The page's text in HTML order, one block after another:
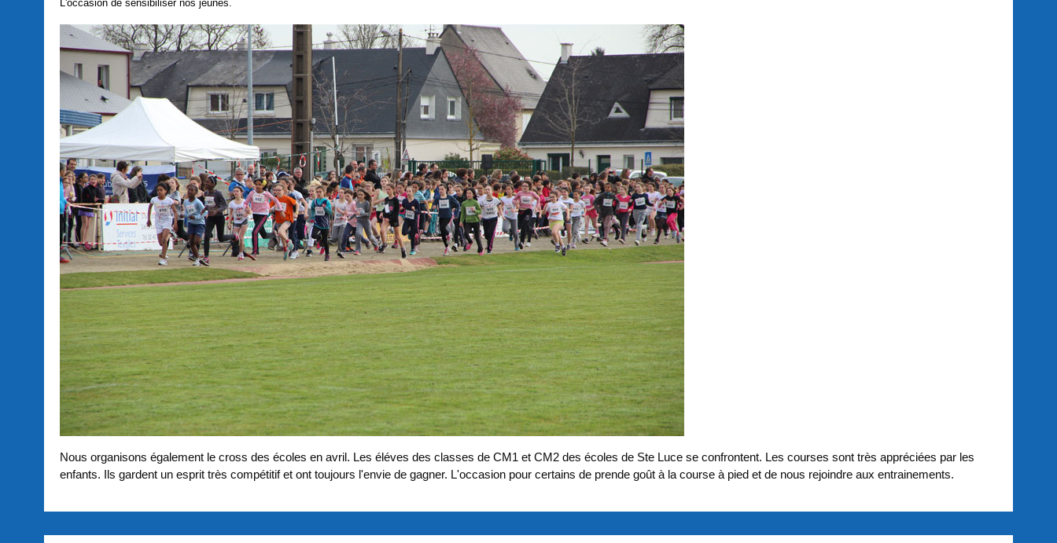
L'occasion de sensibiliser nos jeunes.
Nous organisons également le cross des écoles en avril. Les éléves des classes de CM1 et CM2 des écoles de Ste Luce se confrontent. Les courses sont très appréciées par les
enfants. Ils gardent un esprit très compétitif et ont toujours l'envie de gagner. L'occasion pour certains de prende goût à la course à pied et de nous rejoindre aux entrainements.